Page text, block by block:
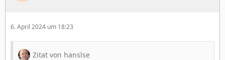
6. April 2024 um 18:23
Zitat von hanslse